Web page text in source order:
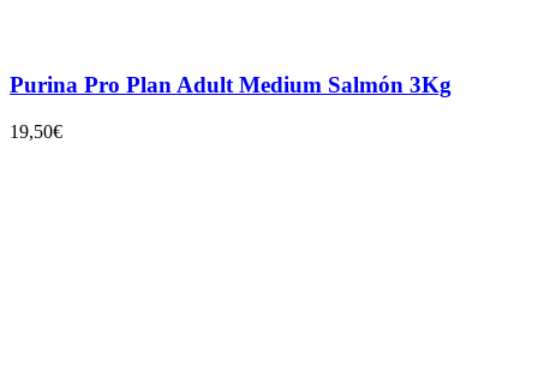
Purina Pro Plan Adult Medium Salmón 3Kg
19,50€